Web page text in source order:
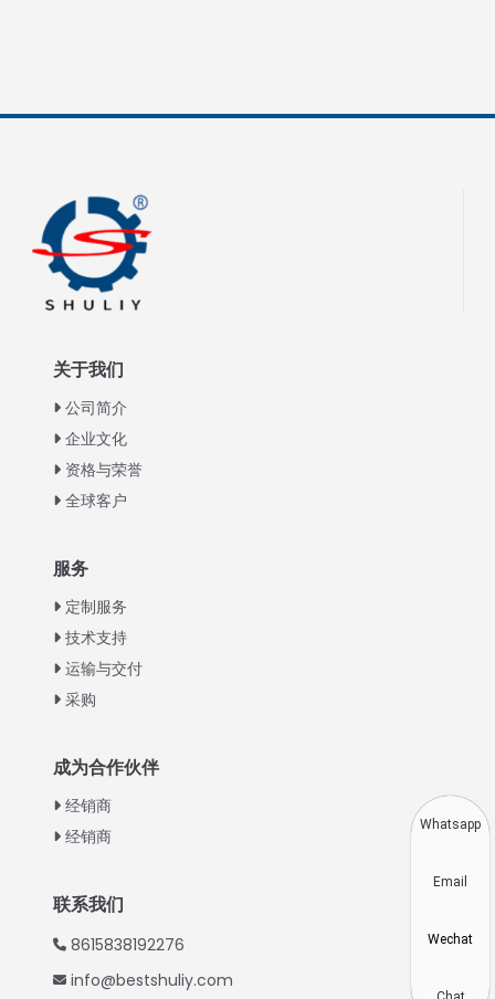
关于我们
公司简介
企业文化
资格与荣誉
全球客户
服务
定制服务
技术支持
运输与交付
采购
成为合作伙伴
经销商
经销商
联系我们
8615838192276
info@bestshuliy.com
Vietnamese
Thai
Turkish
Swahili
Urdu
Greek
Whatsapp
Email
Wechat